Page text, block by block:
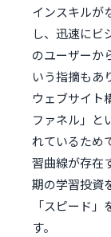
インスキルが
し、迅速にビ
のユーザーか
いう指摘もあ
ウェブサイト
ファネル」と
れているため
習曲線が存在
期の学習投資
「スピード
す。